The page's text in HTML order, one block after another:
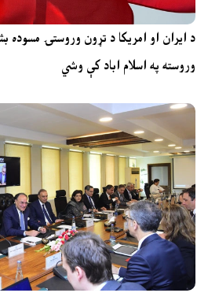
د ایران او امریکا د تړون وروستۍ
وروسته په اسلام اباد کې وشي